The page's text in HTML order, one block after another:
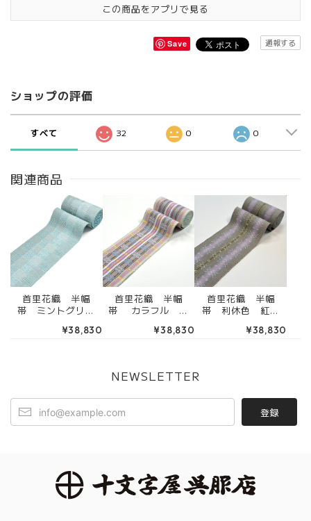
この商品をアプリで見る
Save 通報する
ショップの評価
すべて 32 0 0
関連商品
首里花織 半幅
帯 ミントグリー
処理込み） 4RK
¥38,830
首里花織 半幅
帯 カラフル 生
色 黄色 （端処理
¥38,830
首里花織 半幅
帯 利休色 紅藤
理込み） 4RK31
¥38,830
NEWSLETTER
登録